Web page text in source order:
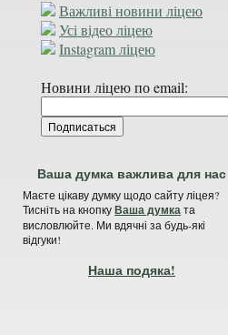
Важливі новини ліцею
Усі відео ліцею
Instagram ліцею
Новини ліцею по email:
Ваша думка важлива для нас
Маєте цікаву думку щодо сайту ліцея?
Тисніть на кнопкуВаша думката
висловлюйте. Ми вдячні за будь-які
відгуки!
Наша подяка!